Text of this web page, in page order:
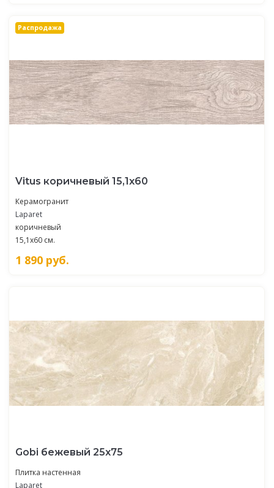
Распродажа
Vitus коричневый 15,1х60
Керамогранит
Laparet
коричневый
15,1x60 см.
1 890 руб.
Gobi бежевый 25х75
Плитка настенная
Laparet